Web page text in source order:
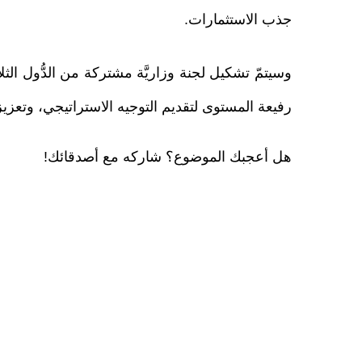
جذب الاستثمارات.
وسيتمّ تشكيل لجنة وزاريَّة مشتركة من الدُّول
رفيعة المستوى لتقديم التوجيه الاستراتيجي،
هل أعجبك الموضوع؟ شاركه مع أصدقائك!